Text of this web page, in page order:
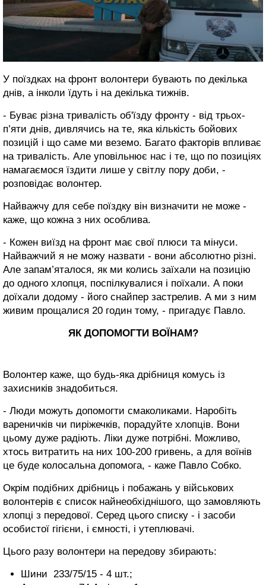
У поїздках на фронт волонтери бувають по декілька
днів, а інколи їдуть і на декілька тижнів.
- Буває різна тривалість об'їзду фронту - від трьох-
п’яти днів, дивлячись на те, яка кількість бойових
позицій і що саме ми веземо. Багато факторів впливає
на тривалість. Але уповільнює нас і те, що по позиціях
намагаємося їздити лише у світлу пору доби, -
розповідає волонтер.
Найважчу для себе поїздку він визначити не може -
каже, що кожна з них особлива.
- Кожен виїзд на фронт має свої плюси та мінуси.
Найважчий я не можу назвати - вони абсолютно різні.
Але запам’яталося, як ми колись заїхали на позицію
до одного хлопця, поспілкувалися і поїхали. А поки
доїхали додому - його снайпер застрелив. А ми з ним
живим прощалися 20 годин тому, - пригадує Павло.
ЯК ДОПОМОГТИ ВОЇНАМ?
Волонтер каже, що будь-яка дрібниця комусь із
захисників знадобиться.
- Люди можуть допомогти смаколиками. Наробіть
вареничків чи пиріжечків, порадуйте хлопців. Вони
цьому дуже радіють. Ліки дуже потрібні. Можливо,
хтось витратить на них 100-200 гривень, а для воїнів
це буде колосальна допомога, - каже Павло Собко.
Окрім подібних дрібниць і побажань у військових
волонтерів є список найнеобхіднішого, що замовляють
хлопці з передової. Серед цього списку - і засоби
особистої гігієни, і ємності, і утеплювачі.
Цього разу волонтери на передову збирають:
Шини 233/75/15 - 4 шт.;